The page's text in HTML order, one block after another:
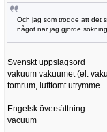
Och jag som trodde att det
något när jag gjorde
Svenskt uppslagsord
vakuum vakuumet (el.
tomrum, lufttomt utrymme
Engelsk översättning
vacuum